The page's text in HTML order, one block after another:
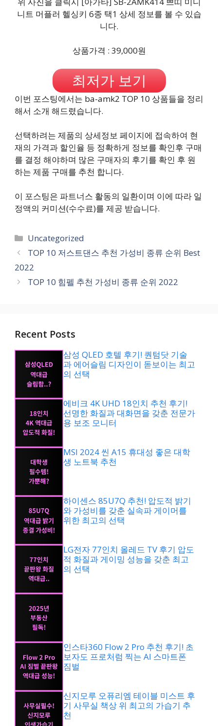
니트 머플러 헬싱키 6종 택1 상세 정보를 볼 수 있습
니다.
상품가격 : 39,000원
최저가 보기
이번 포스팅에서는 ba-amk2 TOP 10 상품들을 정리
해서 소개 해드렸습니다.
선택하려는 제품의 상세정보 페이지에 접속하여 현
재의 가격과 할인율 등 정확하게 정보를 확인후 구매
를 결정 해야하며 많은 구매자의 후기를 확인 후 원
하는 제품 구매를 추천 합니다.
이 포스팅은 파트너스 활동의 일환이며 이에 따라 일
정액의 커미션(수수료)를 제공 받습니다.
카
테
리
Uncategorized
TOP 10 저스트댄스 추천 가성비 종류 순위 Best
2022
TOP 10 힘펠 추천 가성비 종류 순위 2022
Recent Posts
삼성 QLED 호텔 후기! 퀀텀닷 기술
과 에어슬림 디자인이 돋보이는 최고
의 선택
에비크 4K UHD 18인치 추천 후기!
선명한 화질과 대화면을 갖춘 전문가
용 보조 모니터
MSI 2024 씬 A15 휴대성 좋은 대학
생 노트북 추천
하이센스 85U7Q 추천! 압도적 밝기
와 가성비를 갖춘 실속파 게이머를
위한 최고의 선택
LG전자 77인치 올레드 TV 후기 압도
적 화질과 게이밍 성능을 갖춘 최고
의 선택
인스타360 Flow 2 Pro 추천 후기! 초
보자도 프로처럼 찍는 AI 스마트폰
짐벌
신지모루 오퓨리엠 테이블 미스트 후
기 사무실 책상 위 최고의 가습기 추
천